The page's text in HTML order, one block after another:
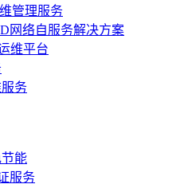
管理服务
网络自服务解决方案
维平台
务
能
服务